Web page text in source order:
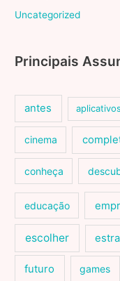
Uncategorized
Principais
antes aplicativos
cinema
conheça
educação
escolher
futuro games